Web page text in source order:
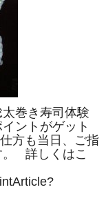
太巻き寿司体験
ントがゲット
方も当日、ご指
。 詳しくはこ